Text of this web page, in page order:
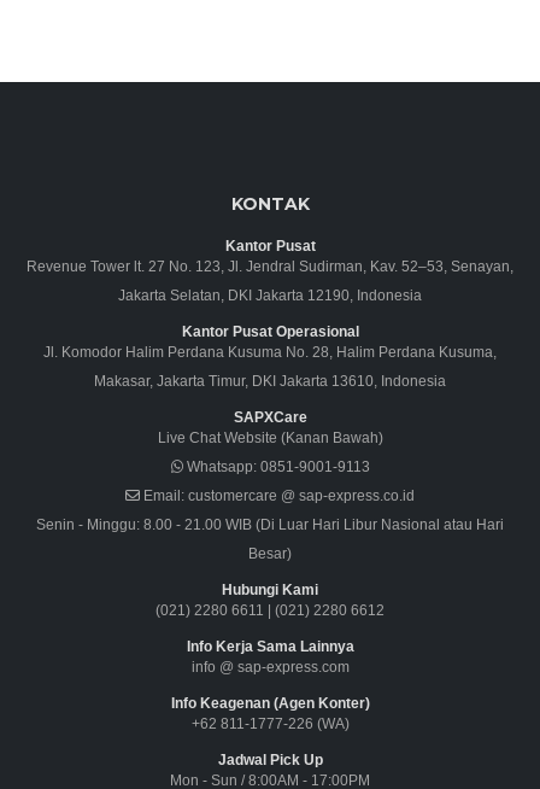
KONTAK
Kantor Pusat
Revenue Tower lt. 27 No. 123, Jl. Jendral Sudirman, Kav. 52–53, Senayan,
Jakarta Selatan, DKI Jakarta 12190, Indonesia
Kantor Pusat Operasional
Jl. Komodor Halim Perdana Kusuma No. 28, Halim Perdana Kusuma,
Makasar, Jakarta Timur, DKI Jakarta 13610, Indonesia
SAPXCare
Live Chat Website (Kanan Bawah)
Whatsapp:0851-9001-9113
Email: customercare @ sap-express.co.id
Senin - Minggu: 8.00 - 21.00 WIB (Di Luar Hari Libur Nasional atau Hari
Besar)
Hubungi Kami
(021) 2280 6611 | (021) 2280 6612
Info Kerja Sama Lainnya
info @ sap-express.com
Info Keagenan (Agen Konter)
+62 811-1777-226 (WA)
Jadwal Pick Up
Mon - Sun / 8:00AM - 17:00PM